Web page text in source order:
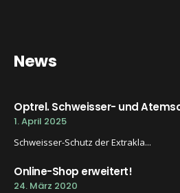
News
Optrel. Schweisser- und
1. April 2025
Schweisser-Schutz der Extrakla...
Online-Shop erweitert!
24. März 2020